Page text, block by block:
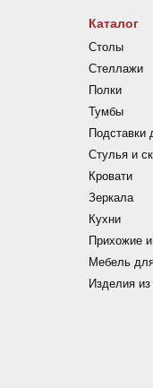
Каталог
Столы
Стеллажи
Полки
Тумбы
Подставки
Стулья и
Кровати
Зеркала
Кухни
Прихожие
Мебель
Изделия